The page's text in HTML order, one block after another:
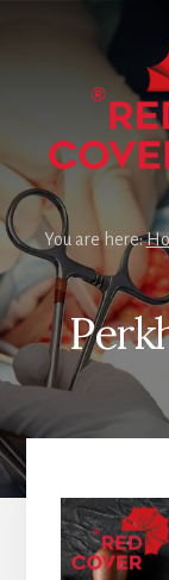
You are here: